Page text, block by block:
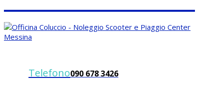
Telefono090 678 3426